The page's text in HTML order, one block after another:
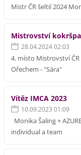
Mistr ČR šeltií 2024
Mistrovství
28.04.2024 02:03
4. místo Mistrovství
Ořechem - "Sára"
Vítěz IMCA 2023
10.09.2023 01:09
Monika Šaling +
individual a team